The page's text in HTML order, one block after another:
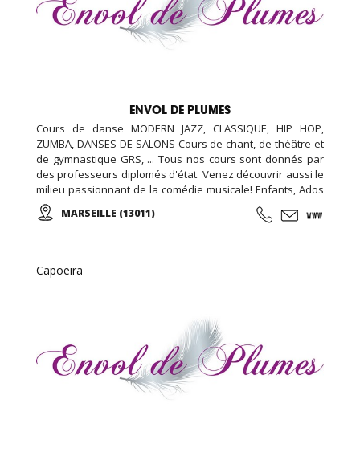
ENVOL DE PLUMES
Cours de danse MODERN JAZZ, CLASSIQUE, HIP HOP,
ZUMBA, DANSES DE SALONS Cours de chant, de théâtre et
de gymnastique GRS, ... Tous nos cours sont donnés par
des professeurs diplomés d'état. Venez découvrir aussi le
milieu passionnant de la comédie musicale! Enfants, Ados
et Adultes. Stages vacances, Anniversaires, ... Cours
d'essai offert !
MARSEILLE (13011)
Capoeira